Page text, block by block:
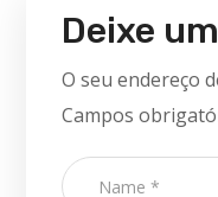
Deixe
O seu endereço
Campos